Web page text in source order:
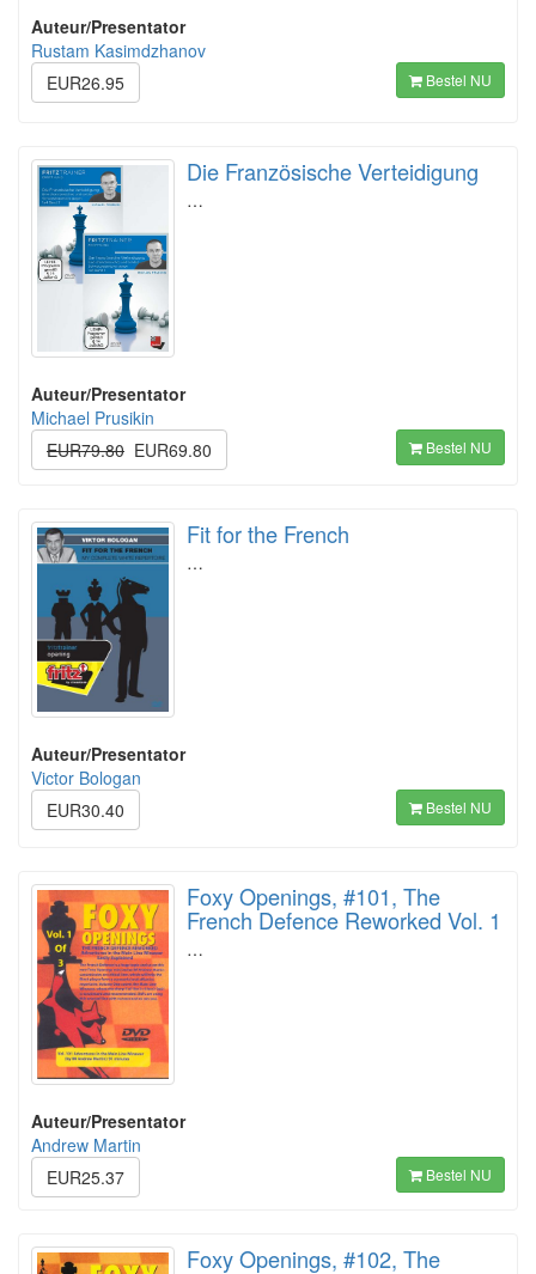
Auteur/Presentator
Rustam Kasimdzhanov
EUR26.95
Bestel NU
Die Französische Verteidigung
…
Auteur/Presentator
Michael Prusikin
EUR79.80 EUR69.80 Bestel NU
Fit for the French
…
Auteur/Presentator
Victor Bologan
EUR30.40
Bestel NU
Foxy Openings, #101, The
French Defence Reworked Vol. 1
…
Auteur/Presentator
Andrew Martin
EUR25.37
Bestel NU
Foxy Openings, #102, The